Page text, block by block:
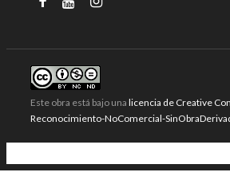
Este obra está bajo una licencia de Creative
Reconocimiento-NoComercial-